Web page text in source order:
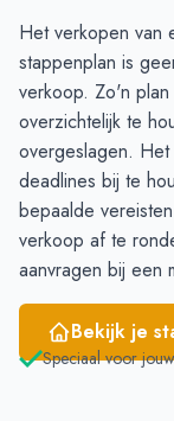
Juni
2
Het verkopen van
stappenplan is
verkoop. Zo'n
overzichtelijk te
overgeslagen.
deadlines bij te
bepaalde
verkoop af te
aanvragen bij een
Bekijk je
Speciaal voor